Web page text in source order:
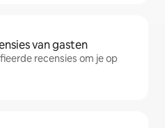
van gasten
recensies om je op